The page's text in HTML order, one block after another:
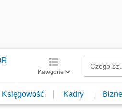
Kategorie
Księgowość Kadry